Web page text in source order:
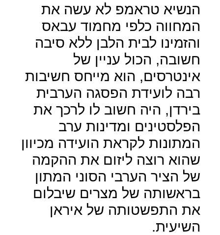
הנשיא טראמפ לא עשה את
המחווה כלפי מחמוד עבאס
והזמינו לבית הלבן ללא סיבה
חשובה, הכול עניין של
אינטרסים, הוא מייחס חשיבות
רבה לועידת הפסגה הערבית
בירדן, היה חשוב לו לרכך את
הפלסטינים ומדינות ערב
המתונות לקראת הועידה מכיוון
שהוא רוצה ליזום את ההקמה
של הציר הערבי הסוני המתון
בראשותה של מצרים שיבלום
את התפשטותה של איראן
השיעית.